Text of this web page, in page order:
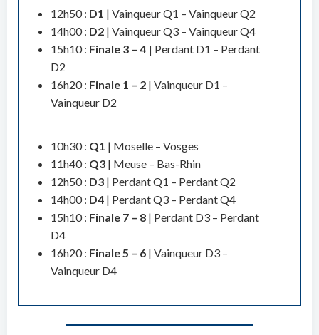
12h50 : D1 | Vainqueur Q1 – Vainqueur Q2
14h00 : D2 | Vainqueur Q3 – Vainqueur Q4
15h10 : Finale 3 – 4 | Perdant D1 – Perdant
D2
16h20 : Finale 1 – 2 | Vainqueur D1 –
Vainqueur D2
10h30 : Q1 | Moselle – Vosges
11h40 : Q3 | Meuse – Bas-Rhin
12h50 : D3 | Perdant Q1 – Perdant Q2
14h00 : D4 | Perdant Q3 – Perdant Q4
15h10 : Finale 7 – 8 | Perdant D3 – Perdant
D4
16h20 : Finale 5 – 6 | Vainqueur D3 –
Vainqueur D4